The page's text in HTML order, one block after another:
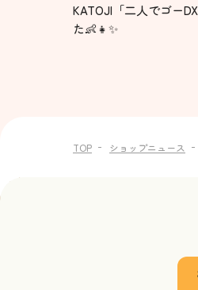
KATOJI「二人でゴー
た👶👧✨
TOP ショップニュース